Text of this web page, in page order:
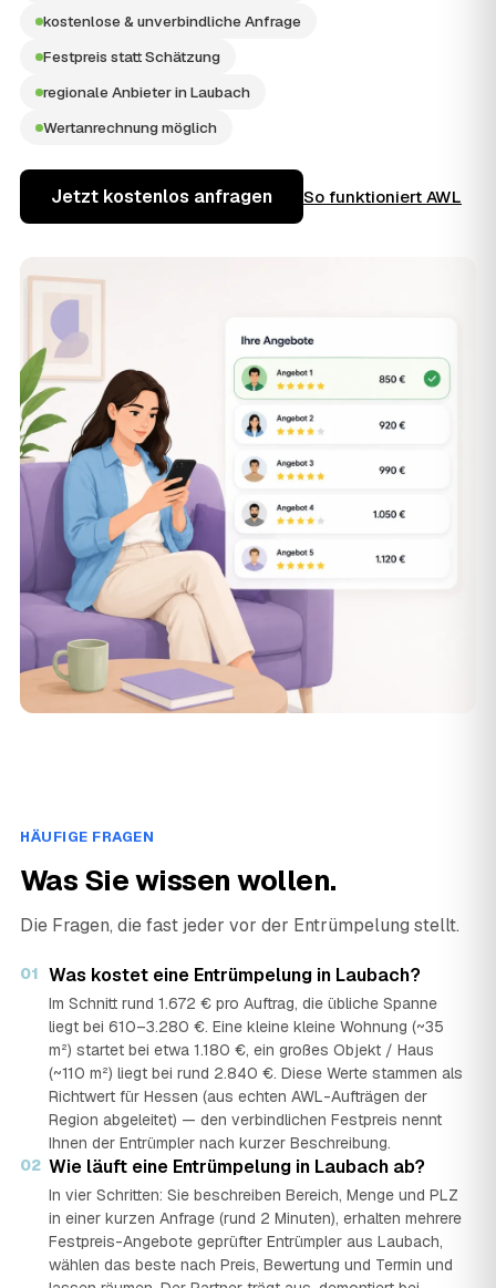
kostenlose & unverbindliche Anfrage
Festpreis statt Schätzung
regionale Anbieter in Laubach
Wertanrechnung möglich
Jetzt kostenlos anfragen So funktioniert AWL
HÄUFIGE FRAGEN
Was Sie wissen wollen.
Die Fragen, die fast jeder vor der Entrümpelung stellt.
01 Was kostet eine Entrümpelung in Laubach?
Im Schnitt rund 1.672 € pro Auftrag, die übliche Spanne
liegt bei 610–3.280 €. Eine kleine kleine Wohnung (~35
m²) startet bei etwa 1.180 €, ein großes Objekt / Haus
(~110 m²) liegt bei rund 2.840 €. Diese Werte stammen als
Richtwert für Hessen (aus echten AWL-Aufträgen der
Region abgeleitet) — den verbindlichen Festpreis nennt
Ihnen der Entrümpler nach kurzer Beschreibung.
02 Wie läuft eine Entrümpelung in Laubach ab?
In vier Schritten: Sie beschreiben Bereich, Menge und PLZ
in einer kurzen Anfrage (rund 2 Minuten), erhalten mehrere
Festpreis-Angebote geprüfter Entrümpler aus Laubach,
wählen das beste nach Preis, Bewertung und Termin und